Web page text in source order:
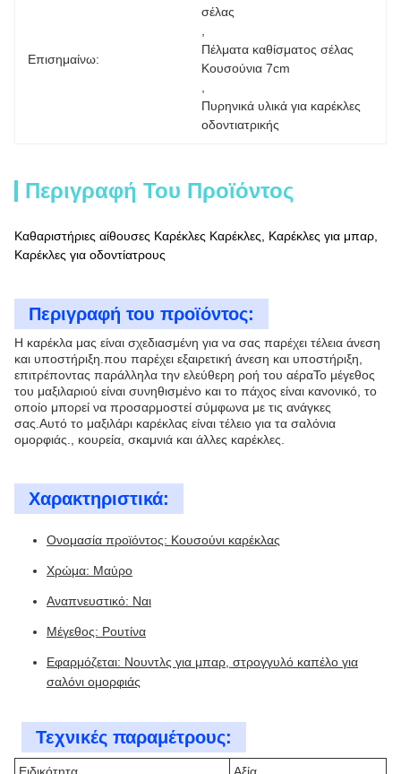
Επισημαίνω:
σέλας
Πέλματα καθίσματος σέλας
Κουσούνια 7cm
Πυρηνικά υλικά για καρέκλες
οδοντιατρικής
Περιγραφή Του Προϊόντος
Καθαριστήριες αίθουσες Καρέκλες Καρέκλες, Καρέκλες για μπαρ,
Καρέκλες για οδοντίατρους
Περιγραφή του προϊόντος:
Η καρέκλα μας είναι σχεδιασμένη για να σας παρέχει τέλεια άνεση
και υποστήριξη.που παρέχει εξαιρετική άνεση και υποστήριξη,
επιτρέποντας παράλληλα την ελεύθερη ροή του αέραΤο μέγεθος
του μαξιλαριού είναι συνηθισμένο και το πάχος είναι κανονικό, το
οποίο μπορεί να προσαρμοστεί σύμφωνα με τις ανάγκες
σας.Αυτό το μαξιλάρι καρέκλας είναι τέλειο για τα σαλόνια
ομορφιάς., κουρεία, σκαμνιά και άλλες καρέκλες.
Χαρακτηριστικά:
Ονομασία προϊόντος: Κουσούνι καρέκλας
Χρώμα: Μαύρο
Αναπνευστικό: Ναι
Μέγεθος: Ρουτίνα
Εφαρμόζεται: Νουντλς για μπαρ, στρογγυλό καπέλο για
σαλόνι ομορφιάς
Τεχνικές παραμέτρους: